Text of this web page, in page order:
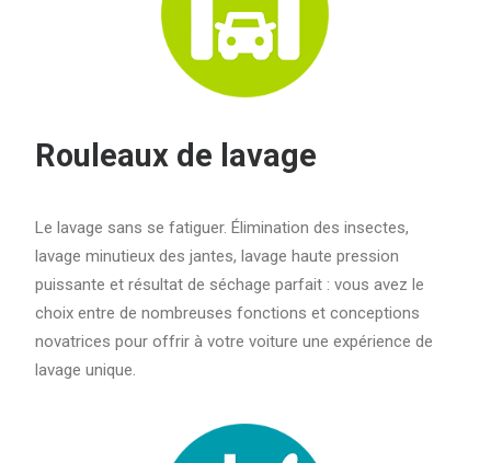
Rouleaux de lavage
Le lavage sans se fatiguer. Élimination des insectes,
lavage minutieux des jantes, lavage haute pression
puissante et résultat de séchage parfait : vous avez le
choix entre de nombreuses fonctions et conceptions
novatrices pour offrir à votre voiture une expérience de
lavage unique.